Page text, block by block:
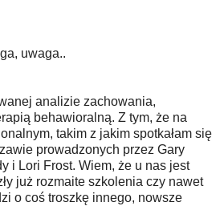
uwaga..
analizie zachowania,
behawioralną. Z tym, że na
takim z jakim spotkałam się
prowadzonych przez Gary
i Lori Frost. Wiem, że u nas jest
już rozmaite szkolenia czy nawet
o coś troszkę innego, nowsze